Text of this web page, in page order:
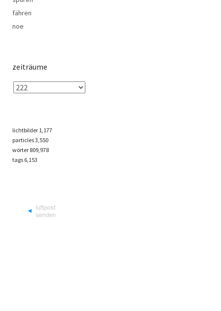
fähren
noe
zeiträume
lichtbilder 1,177
particles3,550
wörter 809,978
tags 6,153